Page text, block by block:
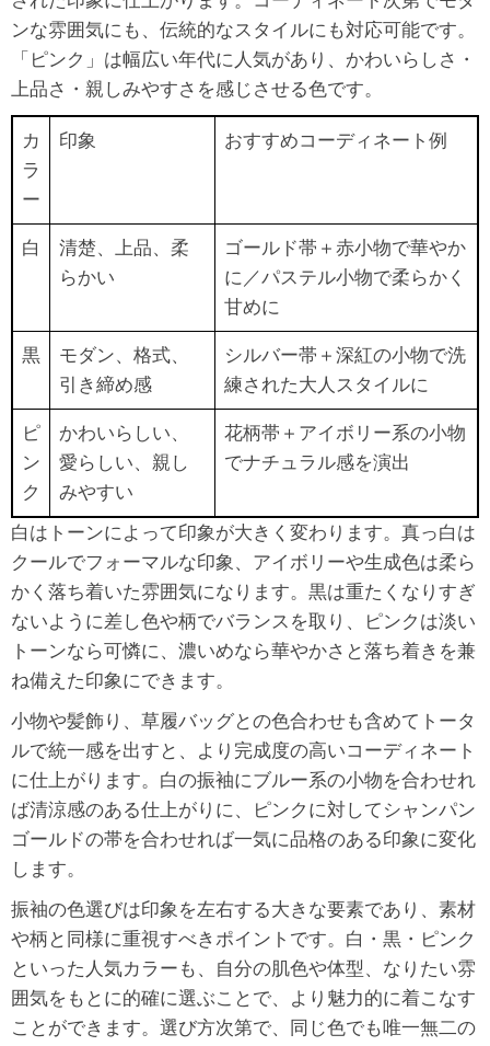
ンな雰囲気にも、伝統的なスタイルにも対応可能です。
「ピンク」は幅広い年代に人気があり、かわいらしさ・
上品さ・親しみやすさを感じさせる色です。
カ
ラ
ー
印象 おすすめコーディネート例
白
清楚、上品、柔
らかい
ゴールド帯＋赤小物で華やか
に／パステル小物で柔らかく
甘めに
黒
モダン、格式、
引き締め感
シルバー帯＋深紅の小物で洗
練された大人スタイルに
ピ
ン
ク
かわいらしい、
愛らしい、親し
みやすい
花柄帯＋アイボリー系の小物
でナチュラル感を演出
白はトーンによって印象が大きく変わります。真っ白は
クールでフォーマルな印象、アイボリーや生成色は柔ら
かく落ち着いた雰囲気になります。黒は重たくなりすぎ
ないように差し色や柄でバランスを取り、ピンクは淡い
トーンなら可憐に、濃いめなら華やかさと落ち着きを兼
ね備えた印象にできます。
小物や髪飾り、草履バッグとの色合わせも含めてトータ
ルで統一感を出すと、より完成度の高いコーディネート
に仕上がります。白の振袖にブルー系の小物を合わせれ
ば清涼感のある仕上がりに、ピンクに対してシャンパン
ゴールドの帯を合わせれば一気に品格のある印象に変化
します。
振袖の色選びは印象を左右する大きな要素であり、素材
や柄と同様に重視すべきポイントです。白・黒・ピンク
といった人気カラーも、自分の肌色や体型、なりたい雰
囲気をもとに的確に選ぶことで、より魅力的に着こなす
ことができます。選び方次第で、同じ色でも唯一無二の